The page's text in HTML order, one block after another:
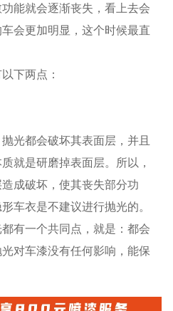
能就会逐渐丧失，看上去会
会更加明显，这个时候最直
下两点：
光都会破坏其表面层，并且
就是研磨掉表面层。所以，
成破坏，使其丧失部分功
车衣是不建议进行抛光的。
有一个共同点，就是：都会
对车漆没有任何影响，能保